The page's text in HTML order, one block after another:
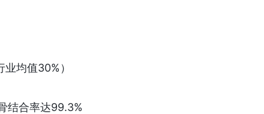
均值30%）
结合率达99.3%